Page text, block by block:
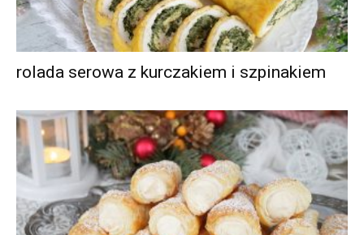
rolada serowa z kurczakiem i szpinakiem